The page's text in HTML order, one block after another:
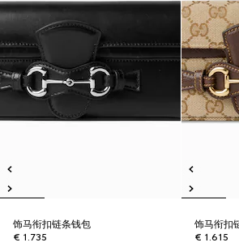
饰马衔扣链条钱包
€ 1.735
饰马衔扣
€ 1.615